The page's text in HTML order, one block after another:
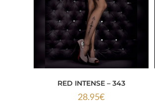
RED INTENSE – 343
28.95€